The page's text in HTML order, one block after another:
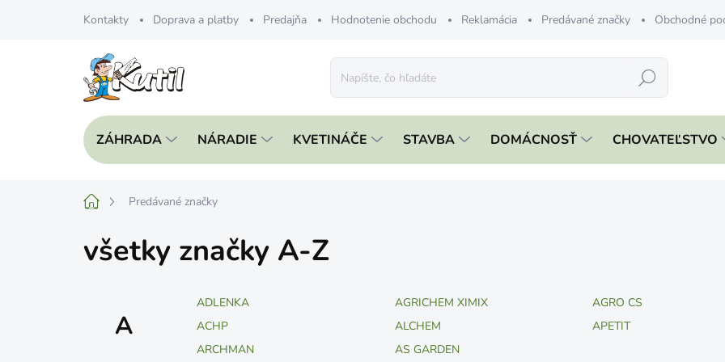
Kontakty Doprava a platby Predajňa Hodnotenie obchodu Reklamácia Predávané značky Obchodné
Hľadať
ZÁHRADA NÁRADIE KVETINÁČE STAVBA DOMÁCNOSŤ CHOVATEĽSTVO
DomovPredávané značky
všetky značky A-Z
A
ADLENKA AGRICHEM XIMIX AGRO CS
ACHP
ALCHEM APETIT
ARCHMAN
AS GARDEN